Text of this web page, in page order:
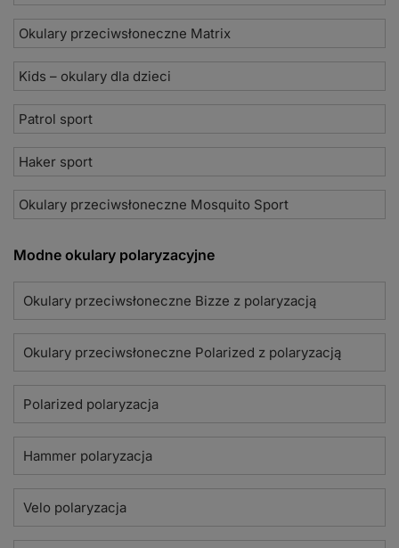
Okulary przeciwsłoneczne Matrix
Kids – okulary dla dzieci
Patrol sport
Haker sport
Okulary przeciwsłoneczne Mosquito Sport
Modne okulary polaryzacyjne
Okulary przeciwsłoneczne Bizze z polaryzacją
Okulary przeciwsłoneczne Polarized z polaryzacją
Polarized polaryzacja
Hammer polaryzacja
Velo polaryzacja